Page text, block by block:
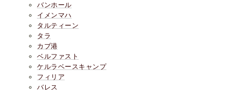
バンホール
イメンマハ
タルティーン
タラ
カブ港
ベルファスト
ケルラベースキャンプ
フィリア
バレス